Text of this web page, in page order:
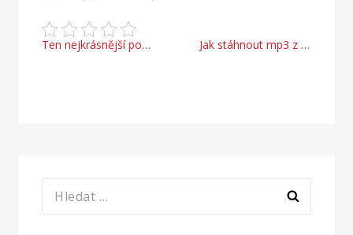
Navigace
Ten nejkrásnější pohled, kterého si všimne opravdu každý člověk Jak stáhnout mp3 z YouTube online?
Vyhledávání